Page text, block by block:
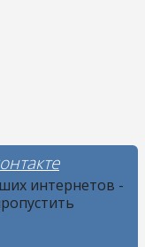
интернетов -